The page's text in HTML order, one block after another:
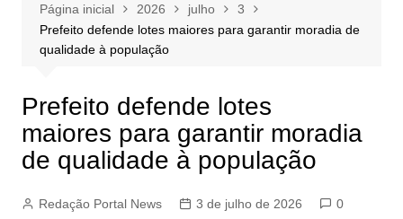
Página inicial 2026 julho
3
Prefeito defende lotes maiores para garantir moradia de
qualidade à população
Prefeito defende lotes
maiores para garantir moradia
de qualidade à população
Redação Portal News 3 de julho de 2026
0